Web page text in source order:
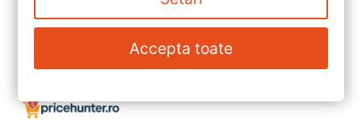
Funcționalitate Premium
2022) – 9” IPS, Octa-core
1.6Ghz, Android 4G, Bluetooth
5.1, DSP, 4+32GB
Accepta toate